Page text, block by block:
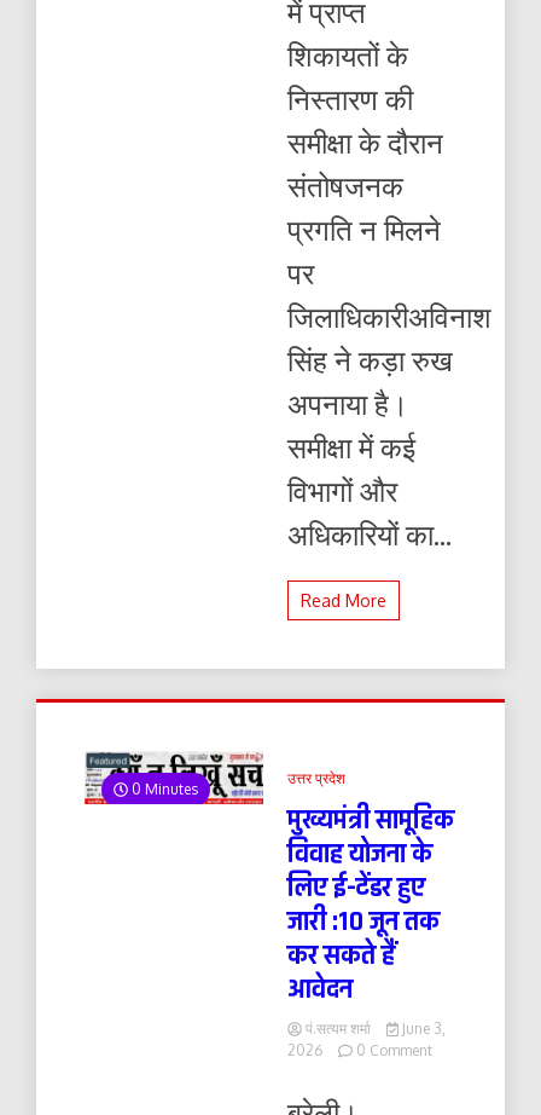
वेतन
में प्राप्त
शिकायतों के
निस्तारण की
समीक्षा के दौरान
संतोषजनक
प्रगति न मिलने
पर
जिलाधिकारीअविनाश
सिंह ने कड़ा रुख
अपनाया है।
समीक्षा में कई
विभागों और
अधिकारियों का...
Read More
0 Minutes
उत्तर प्रदेश
मुख्यमंत्री सामूहिक
विवाह योजना के
लिए ई-टेंडर हुए
जारी :10 जून तक
कर सकते हैं
आवेदन
पं.सत्यम शर्मा
June 3,
2026
0 Commenton